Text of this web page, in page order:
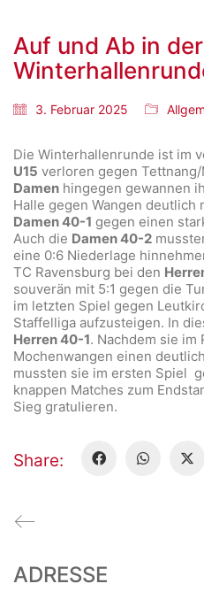
Auf und Ab in der
3. Februar 2025
Die Winterhallenrunde ist im
U15 verloren gegen
Damen hingegen gewannen
Halle gegen Wangen
Damen 40-1 gegen einen
Auch die Damen 40-2
eine 0:6 Niederlage
TC Ravensburg bei den
souverän mit 5:1 gegen die
im letzten Spiel gegen
Staffelliga aufzusteigen. In
Herren 40-1. Nachdem sie im
Mochenwangen einen
mussten sie im ersten Spiel
knappen Matches zum
Sieg gratulieren.
Share:
ADRESSE